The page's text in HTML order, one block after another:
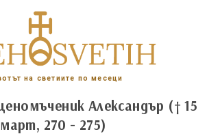
на светиите по месеци
Александър († 15
март, 270 - 275)